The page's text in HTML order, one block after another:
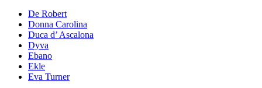
De Robert
Donna Carolina
Duca d’ Ascalona
Dyva
Ebano
Ekle
Eva Turner